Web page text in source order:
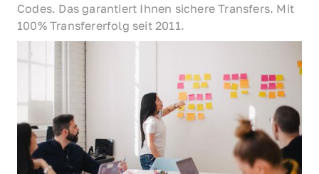
Codes. Das garantiert Ihnen sichere Transfers. Mit
100% Transfererfolg seit 2011.